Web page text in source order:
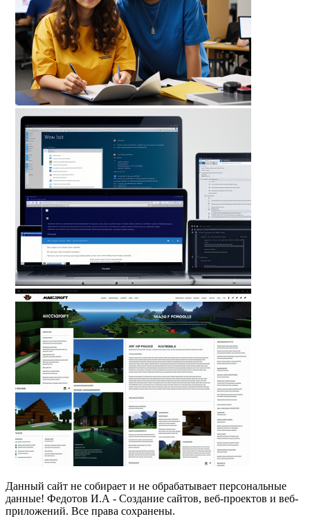
Данный сайт не собирает и не обрабатывает персональные
данные! Федотов И.А - Создание сайтов, веб-проектов и веб-
приложений. Все права сохранены.